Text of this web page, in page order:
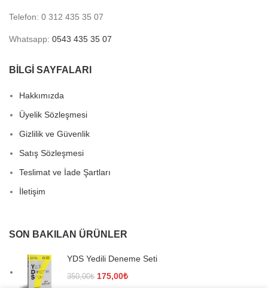
Telefon: 0 312 435 35 07
Whatsapp: 0543 435 35 07
BİLGİ SAYFALARI
Hakkımızda
Üyelik Sözleşmesi
Gizlilik ve Güvenlik
Satış Sözleşmesi
Teslimat ve İade Şartları
İletişim
SON BAKILAN ÜRÜNLER
YDS Yedili Deneme Seti
350,00₺ Orijinal
175,00₺Şu